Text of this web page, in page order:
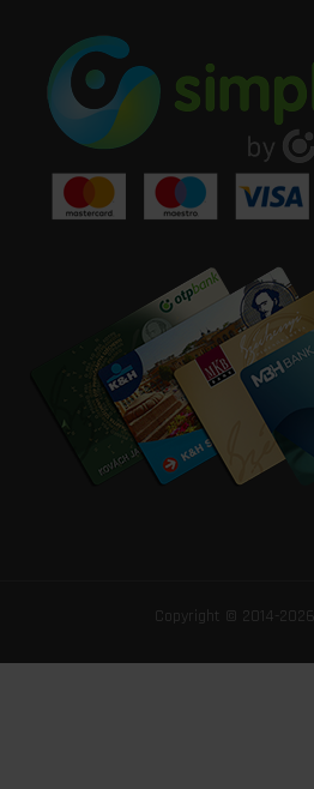
Copyright © 2014-2026